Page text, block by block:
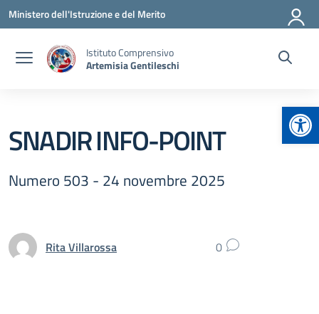
Vai ai contenuti
Vai al menu di navigazione
Vai al footer
Ministero dell'Istruzione e del Merito
Istituto Comprensivo
Artemisia Gentileschi
SNADIR INFO-POINT
Numero 503 - 24 novembre 2025
Rita Villarossa 0